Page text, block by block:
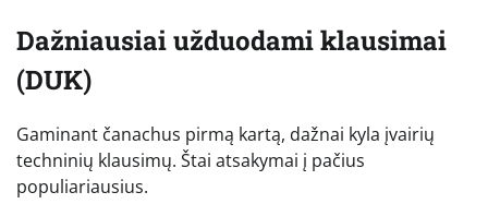
Dažniausiai užduodami klausimai
(DUK)
Gaminant čanachus pirmą kartą, dažnai kyla įvairių
techninių klausimų. Štai atsakymai į pačius
populiariausius.